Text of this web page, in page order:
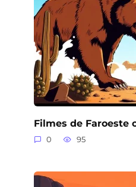
Filmes de Faroeste
0 95